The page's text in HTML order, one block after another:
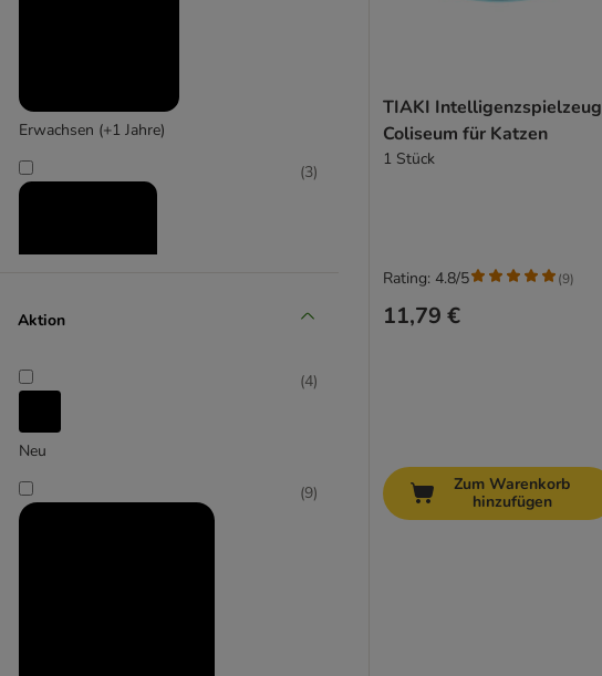
Erwachsen (+1 Jahre)
(3)
Aktion
Neu
(4)
(9)
TIAKI Intelligenzspielzeug
Coliseum für Katzen
1 Stück
11,79 €
Rating: 4.8/5 (9)
Zum Warenkorb
hinzufügen